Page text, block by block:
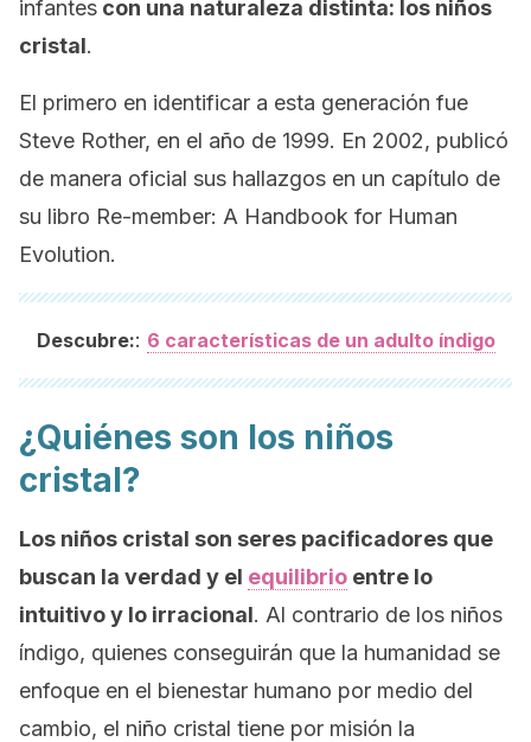
infantes con una naturaleza distinta: los niños
cristal.
El primero en identificar a esta generación fue
Steve Rother, en el año de 1999. En 2002, publicó
de manera oficial sus hallazgos en un capítulo de
su libro Re-member: A Handbook for Human
Evolution.
Descubre:: 6 características de un adulto índigo
¿Quiénes son los niños
cristal?
Los niños cristal son seres pacificadores que
buscan la verdad y el equilibrio entre lo
intuitivo y lo irracional. Al contrario de los niños
índigo, quienes conseguirán que la humanidad se
enfoque en el bienestar humano por medio del
cambio, el niño cristal tiene por misión la